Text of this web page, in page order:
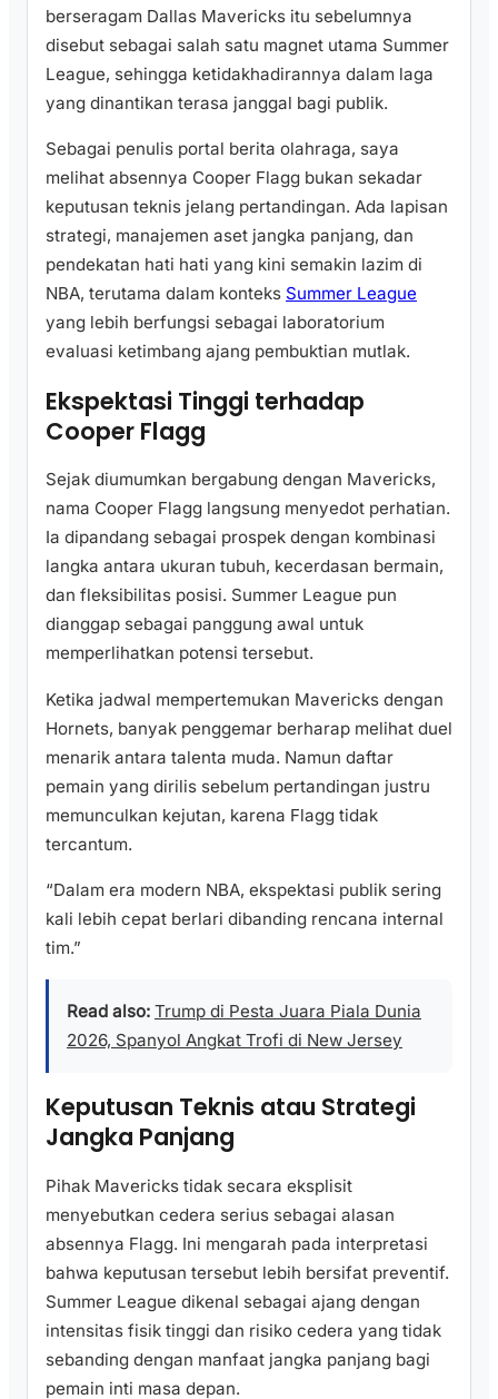
berseragam Dallas Mavericks itu sebelumnya
disebut sebagai salah satu magnet utama Summer
League, sehingga ketidakhadirannya dalam laga
yang dinantikan terasa janggal bagi publik.
Sebagai penulis portal berita olahraga, saya
melihat absennya Cooper Flagg bukan sekadar
keputusan teknis jelang pertandingan. Ada lapisan
strategi, manajemen aset jangka panjang, dan
pendekatan hati hati yang kini semakin lazim di
NBA, terutama dalam konteks Summer League
yang lebih berfungsi sebagai laboratorium
evaluasi ketimbang ajang pembuktian mutlak.
Ekspektasi Tinggi terhadap
Cooper Flagg
Sejak diumumkan bergabung dengan Mavericks,
nama Cooper Flagg langsung menyedot perhatian.
Ia dipandang sebagai prospek dengan kombinasi
langka antara ukuran tubuh, kecerdasan bermain,
dan fleksibilitas posisi. Summer League pun
dianggap sebagai panggung awal untuk
memperlihatkan potensi tersebut.
Ketika jadwal mempertemukan Mavericks dengan
Hornets, banyak penggemar berharap melihat duel
menarik antara talenta muda. Namun daftar
pemain yang dirilis sebelum pertandingan justru
memunculkan kejutan, karena Flagg tidak
tercantum.
“Dalam era modern NBA, ekspektasi publik sering
kali lebih cepat berlari dibanding rencana internal
tim.”
Read also: Trump di Pesta Juara Piala Dunia
2026, Spanyol Angkat Trofi di New Jersey
Keputusan Teknis atau Strategi
Jangka Panjang
Pihak Mavericks tidak secara eksplisit
menyebutkan cedera serius sebagai alasan
absennya Flagg. Ini mengarah pada interpretasi
bahwa keputusan tersebut lebih bersifat preventif.
Summer League dikenal sebagai ajang dengan
intensitas fisik tinggi dan risiko cedera yang tidak
sebanding dengan manfaat jangka panjang bagi
pemain inti masa depan.